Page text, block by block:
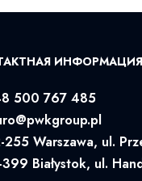
ИНФОРМАЦИЯ
500 767 485
255 Warszawa, ul.
399 Białystok, ul.